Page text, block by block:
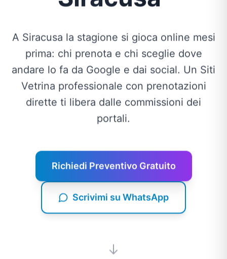
A Siracusa la stagione si gioca online mesi
prima: chi prenota e chi sceglie dove
andare lo fa da Google e dai social. Un Siti
Vetrina professionale con prenotazioni
dirette ti libera dalle commissioni dei
portali.
Richiedi Preventivo Gratuito
Scrivimi su WhatsApp